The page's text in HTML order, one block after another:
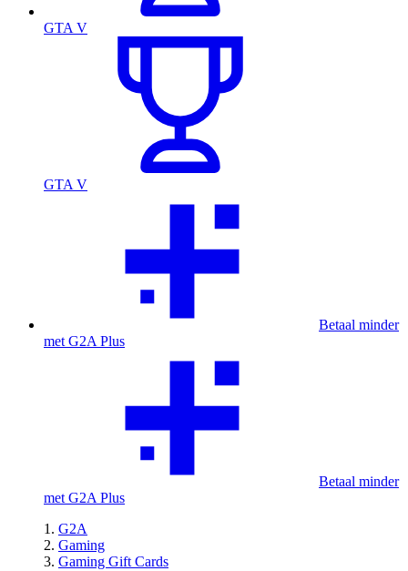
GTA V
GTA V
Betaal minder
met G2A Plus
Betaal minder
met G2A Plus
G2A
Gaming
Gaming Gift Cards